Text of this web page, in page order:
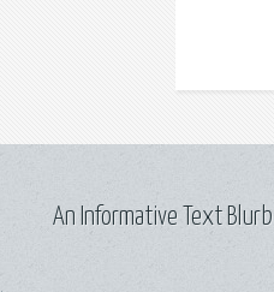
An Informative Text Blurb